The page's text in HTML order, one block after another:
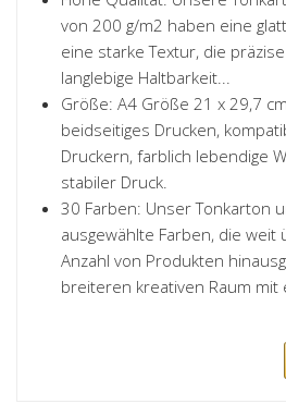
von 200 g/m2 haben eine
eine starke Textur, die
langlebige Haltbarkeit...
Größe: A4 Größe 21 x 29,7
beidseitiges Drucken,
Druckern, farblich lebendige
stabiler Druck.
30 Farben: Unser Tonkarton
ausgewählte Farben, die weit
Anzahl von Produkten
breiteren kreativen Raum mit